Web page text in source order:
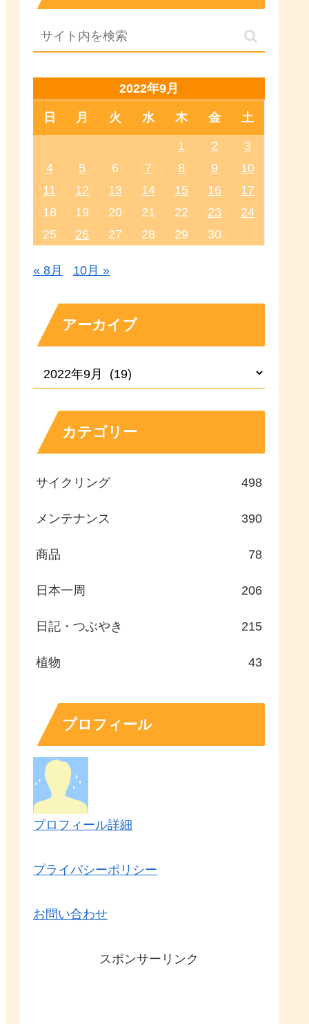
2022年9月
日 月 火 水 木 金 土
1 2
3
4
5 6 7 8 9
10
11
12 13 14 15 16
17
18
19 20 21 22 23
24
25
26 27 28 29 30
« 8月 10月 »
アーカイブ
カテゴリー
サイクリング 498
メンテナンス 390
商品 78
日本一周 206
日記・つぶやき 215
植物 43
プロフィール
プロフィール詳細
プライバシーポリシー
お問い合わせ
スポンサーリンク